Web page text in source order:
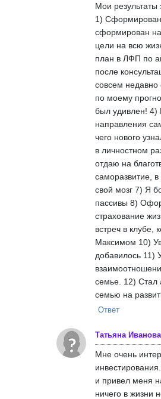
Мои
1)
сформирован
цели на всю
план в ЛФП по
после
совсем
по моему
был удивлен!
направления
чего нового
в личностном
отдаю на
саморазвитие,
свой мозг 7) Я
пассивы 8)
страхование
встреч в клубе,
Максимом 10)
добавилось 11)
семье. 12) Стал
семью на
Ответ
Татьяна Иванова
Мне очень
и привел меня
ничего в жизни